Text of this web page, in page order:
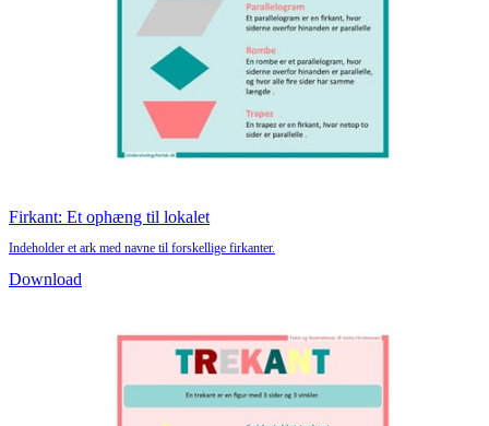
Firkant: Et ophæng til lokalet
Indeholder et ark med navne til forskellige firkanter.
Download